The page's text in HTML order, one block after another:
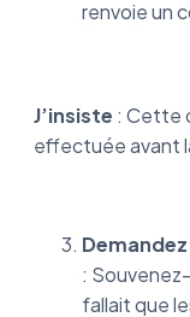
renvoie un
J’insiste : Cette
effectuée avant
:
fallait que